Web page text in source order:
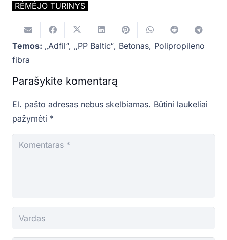
RĖMĖJO TURINYS
Temos: „Adfil“, „PP Baltic“, Betonas, Polipropileno
fibra
Parašykite komentarą
El. pašto adresas nebus skelbiamas. Būtini laukeliai
pažymėti *